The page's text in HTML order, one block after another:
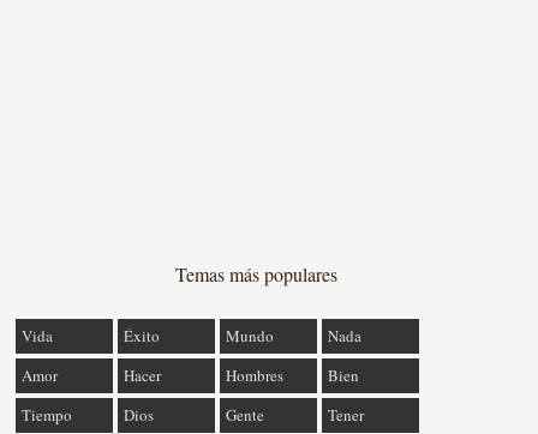
Temas más populares
Vida Éxito Mundo
Nada
Amor
Hacer Hombres
Bien
Tiempo
Dios Gente
Tener